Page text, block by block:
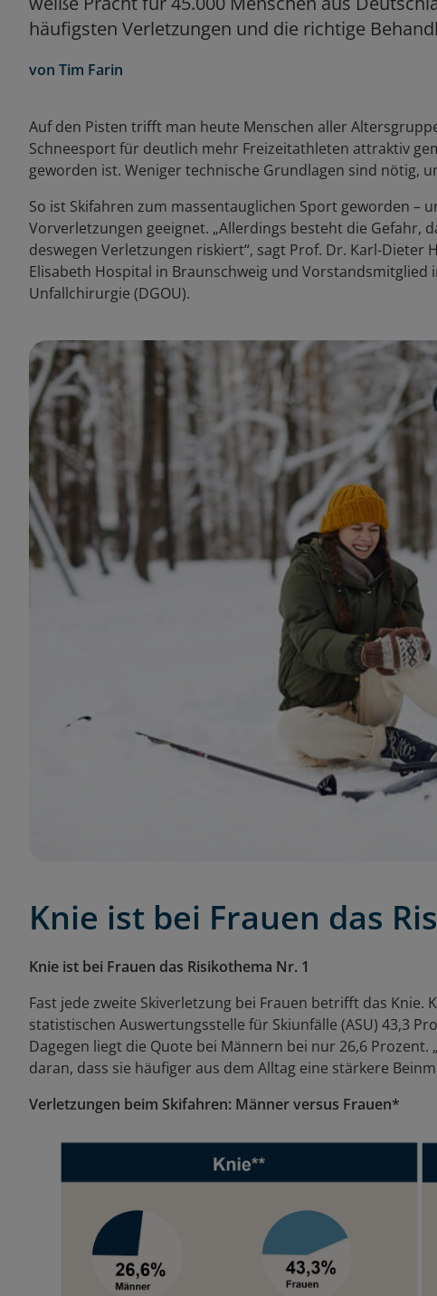
häufigsten Verletzungen und die richtige
von Tim Farin
Auf den Pisten trifft man heute Menschen aller
Schneesport für deutlich mehr Freizeitathleten attraktiv
geworden ist. Weniger technische Grundlagen sind nötig,
So ist Skifahren zum massentauglichen Sport geworden –
Vorverletzungen geeignet. „Allerdings besteht die Gefahr,
deswegen Verletzungen riskiert“, sagt Prof. Dr. Karl-
Elisabeth Hospital in Braunschweig und
Unfallchirurgie (DGOU).
Knie ist bei Frauen das
Knie ist bei Frauen das Risikothema Nr. 1
Fast jede zweite Skiverletzung bei Frauen betrifft das
statistischen Auswertungsstelle für Skiunfälle (ASU) 43,3
Dagegen liegt die Quote bei Männern bei nur 26,6
daran, dass sie häufiger aus dem Alltag eine stärkere
Verletzungen beim Skifahren: Männer versus Frauen*